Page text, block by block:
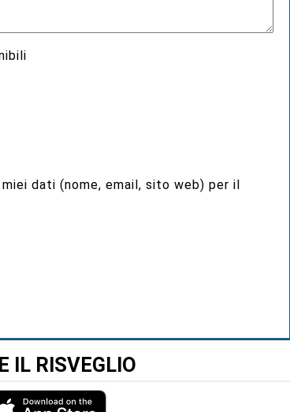
dati (nome, email, sito web) per il
IL RISVEGLIO